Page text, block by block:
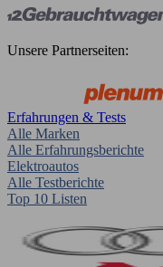
Unsere Partnerseiten:
Erfahrungen & Tests
Alle Marken
Alle Erfahrungsberichte
Elektroautos
Alle Testberichte
Top 10 Listen